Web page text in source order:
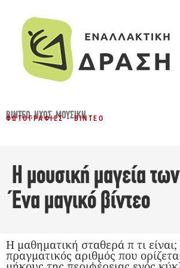
ΒΊΝΤΕΟ,ΗΧΟΣ,ΜΟΥΣΙΚΉ
ΦΩΤΟΓΡΑΦΊΕΣ - ΒΊΝΤΕΟ
Η μουσική μαγεία
Ένα μαγικό βίντεο
Η μαθηματική σταθερά π τι είναι;
πραγματικός αριθμός που